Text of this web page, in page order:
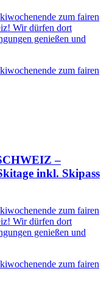
zum fairen
Wir dürfen dort
genießen und
zum fairen
–
inkl. Skipass
zum fairen
Wir dürfen dort
genießen und
zum fairen